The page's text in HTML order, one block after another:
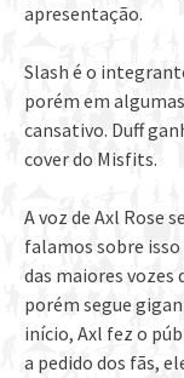
apresentação.
Slash é o
porém em
cansativo. Duff
cover do Misfits.
A voz de Axl Rose
falamos sobre
das maiores vozes
porém segue
início, Axl fez o
a pedido dos fãs,